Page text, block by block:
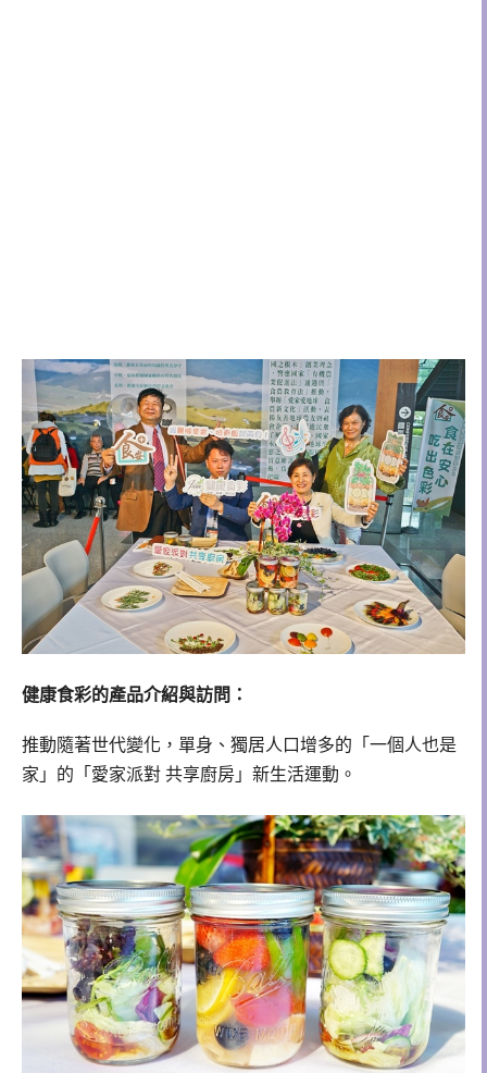
健康食彩的產品介紹與訪問：
推動隨著世代變化，單身、獨居人口增多的「一個人也是
家」的「愛家派對 共享廚房」新生活運動。